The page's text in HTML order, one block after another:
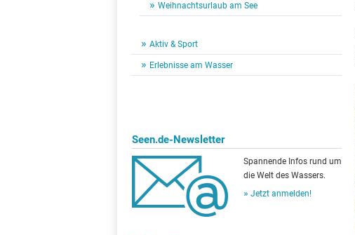
Weihnachtsurlaub am See
Aktiv & Sport
Erlebnisse am Wasser
Seen.de-Newsletter
Spannende Infos rund um
die Welt des Wassers.
Jetzt anmelden!